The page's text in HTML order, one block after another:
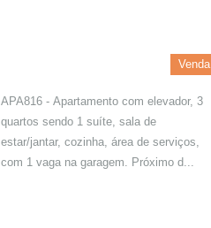
Venda
APA816 - Apartamento com elevador, 3
quartos sendo 1 suíte, sala de
estar/jantar, cozinha, área de serviços,
com 1 vaga na garagem. Próximo d...